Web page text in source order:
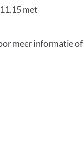
met
meer informatie of